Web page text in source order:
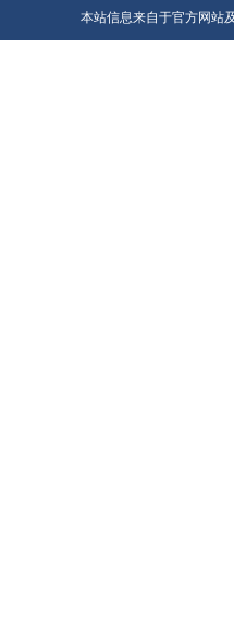
本站信息来自于官方网站